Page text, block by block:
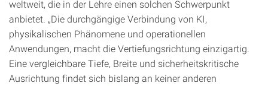
weltweit, die in der Lehre einen solchen Schwerpunkt
anbietet. „Die durchgängige Verbindung von KI,
physikalischen Phänomene und operationellen
Anwendungen, macht die Vertiefungsrichtung einzigartig.
Eine vergleichbare Tiefe, Breite und sicherheitskritische
Ausrichtung findet sich bislang an keiner anderen